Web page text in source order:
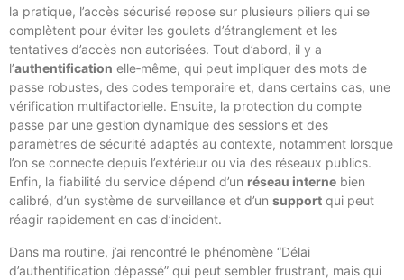
la pratique, l’accès sécurisé repose sur plusieurs piliers qui se
complètent pour éviter les goulets d’étranglement et les
tentatives d’accès non autorisées. Tout d’abord, il y a
l’authentification elle‑même, qui peut impliquer des mots de
passe robustes, des codes temporaire et, dans certains cas, une
vérification multifactorielle. Ensuite, la protection du compte
passe par une gestion dynamique des sessions et des
paramètres de sécurité adaptés au contexte, notamment lorsque
l’on se connecte depuis l’extérieur ou via des réseaux publics.
Enfin, la fiabilité du service dépend d’un réseau interne bien
calibré, d’un système de surveillance et d’un support qui peut
réagir rapidement en cas d’incident.
Dans ma routine, j’ai rencontré le phénomène “Délai
d’authentification dépassé” qui peut sembler frustrant, mais qui